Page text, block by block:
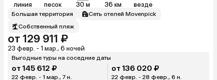
линия песок 30 м 36 км везде
Большая территория
Сеть отелей Movenpick
Собственный пляж
от 129 911 ₽
23 февр. - 1 мар., 6 ночей
Выгодные туры на соседние даты
от 145 612 ₽
22 февр. - 1 мар., 7 н.
от 136 020 ₽
22 февр. - 28 февр., 6 н.